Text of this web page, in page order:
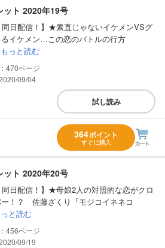
ット 2020年19号
同日配信！】★素直じゃないイケメンVSグ
イケメン…この恋のバトルの行方
もっと読む
470
09/04
試し読み
364ポイント
すぐに購入
ット 2020年20号
同日配信！】★母娘2人の対照的な恋がクロ
ー！？ 佐藤ざくり『モジコイネネコ
と読む
456
09/19